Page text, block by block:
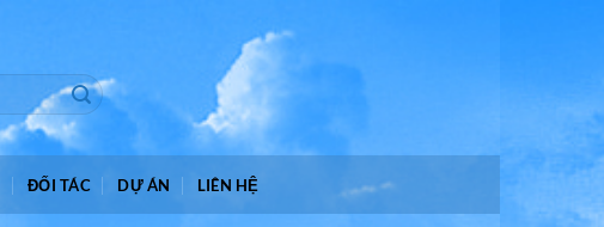
ĐỐI TÁC DỰ ÁN LIÊN HỆ